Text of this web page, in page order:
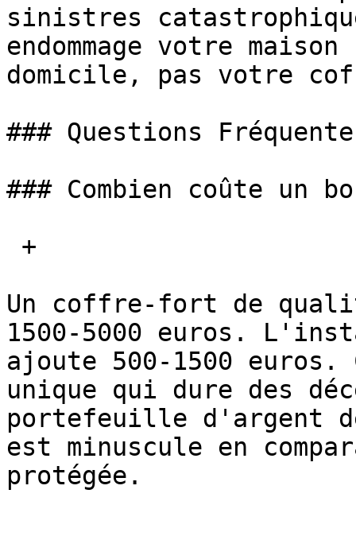
sinistres
endommage votre
domicile, pas votre
### Questions
### Combien coûte un
Un coffre-fort de
1500-5000 euros.
ajoute 500-1500
unique qui dure des
portefeuille d'argent
est minuscule en
protégée.